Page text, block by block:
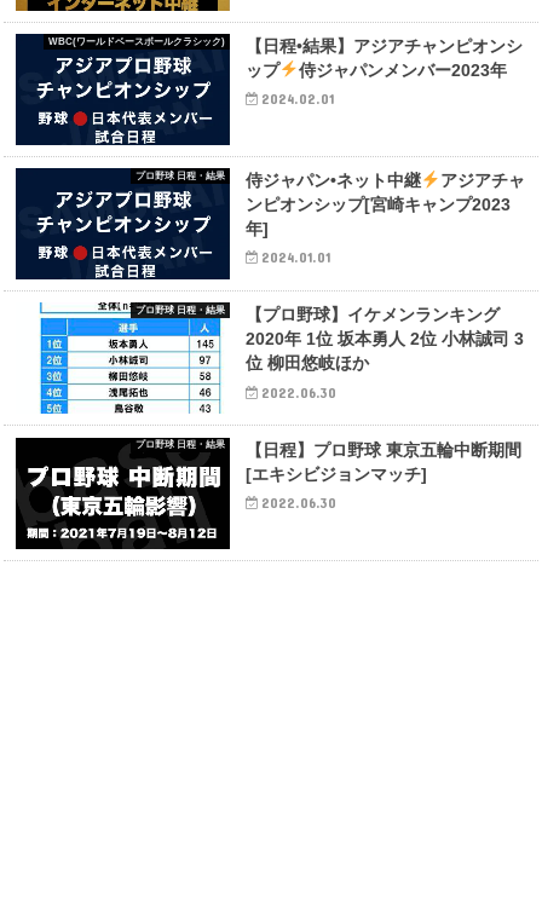
WBC(ワールドベースボールクラシック)
【日程•結果】アジアチャンピオンシ
ップ
侍ジャパンメンバー2023年
2024.02.01
プロ野球 日程・結果 侍ジャパン•ネット中継
アジアチャ
ンピオンシップ[宮崎キャンプ2023
年]
2024.01.01
プロ野球 日程・結果
【プロ野球】イケメンランキング
2020年 1位 坂本勇人 2位 小林誠司 3
位 柳田悠岐ほか
2022.06.30
プロ野球 日程・結果
【日程】プロ野球 東京五輪中断期間
[エキシビジョンマッチ]
2022.06.30